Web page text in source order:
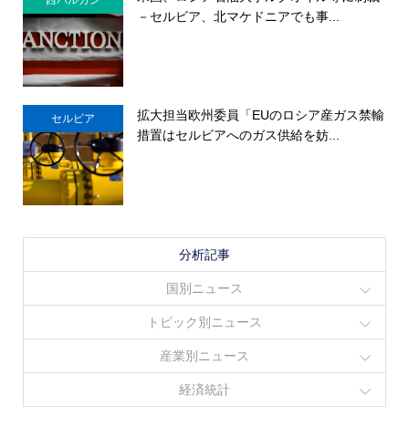
－セルビア、北マケドニアでも事...
セルビア
拡大担当欧州委員「EUのロシア産ガス禁輸
措置はセルビアへのガス供給を妨...
分析記事
国別ニュース
トピック別ニュース
産業別ニュース
経済統計